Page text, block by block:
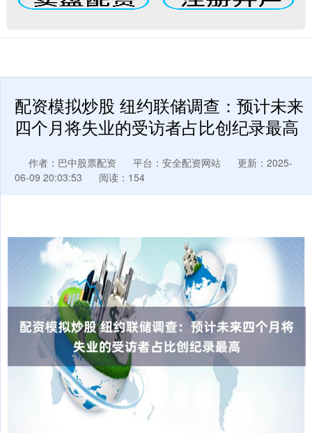
配资模拟炒股 纽约联储调查：预计未来
四个月将失业的受访者占比创纪录最高
作者：巴中股票配资 平台：安全配资网站
更新：2025-
06-09 20:03:53
阅读：154